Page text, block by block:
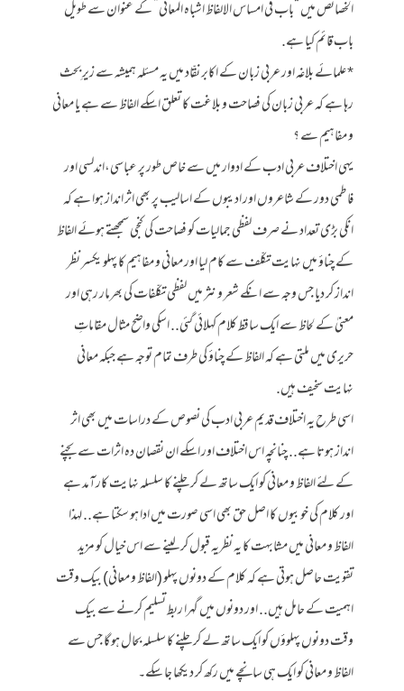
الخصائص میں “باب فی امساس الالفاظ اشباه المعانى” کے عنوان سے طویل
باب قائم کیا ہے.
* علمائے بلاغہ اور عربی زبان کے اکابر نقّاد میں یہ مسئلہ ہمیشہ سے زیرِ بحث
رہا ہے کہ عربی زبان کی فصاحت و بلاغت کا تعلق اسکے الفاظ سے ہے یا معانی
و مفاہیم سے ؟
یہی اختلاف عربی ادب کے ادوار میں سے خاص طور پر عباسی،اندلسی اور
فاطمی دور کے شاعروں اور ادیبوں کے اسالیب پر بھی اثر انداز ہوا ہے کہ
انکی بڑی تعداد نے صرف لفظی جمالیات کو فصاحت کی کنجی سمجھتے ہوئے الفاظ
کے چناؤ میں نہایت تکلّف سے کام لیا اور معانی و مفاہیم کا پہلو یکسر نظر
انداز کر دیا جس وجہ سے انکے شعر و نثر میں لفظی تکلّفات کی بھرمار رہی اور
معنیٰ کے لحاظ سے ایک ساقط کلام کہلائی گئی.. اسکی واضح مثال مقاماتِ
حریری میں ملتی ہے کہ الفاظ کے چناؤ کی طرف تمام توجہ ہے جبکہ معانی
نہایت سخیف ہیں.
اسی طرح یہ اختلاف قدیم عربی ادب کی نصوص کے دراسات میں بھی اثر
انداز ہوتا ہے.. چنانچہ اس اختلاف اور اسکے ان نقصان دہ اثرات سے بچنے
کے لئے الفاظ و معانی کو ایک ساتھ لے کر چلنے کا سلسلہ نہایت کارآمد ہے
اور کلام کی خوبیوں کا اصل حق بھی اسی صورت میں ادا ہو سکتا ہے.. لہذا
الفاظ و معانی میں مشابہت کا یہ نظریہ قبول کر لینے سے اس خیال کو مزید
تقویت حاصل ہوتی ہے کہ کلام کے دونوں پہلو (الفاظ و معانی) بیک وقت
اہمیت کے حامل ہیں.. اور دونوں میں گہرا ربط تسلیم کرنے سے بیک
وقت دونوں پہلوؤں کو ایک ساتھ لے کر چلنے کا سلسلہ بحال ہو گا جس سے
الفاظ و معانی کو ایک ہی سانچے میں رکھ کر دیکھا جا سکے۔